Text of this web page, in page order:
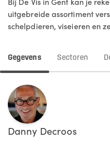
uitgebreide assortiment
schelpdieren, viseieren en
Gegevens Sectoren
Danny Decroos